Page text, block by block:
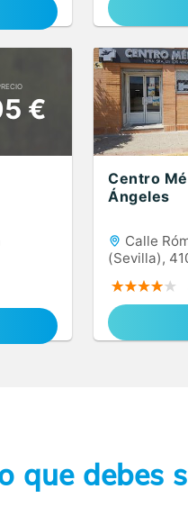
€
Centro
Ángeles
Calle
(Sevilla),
que debes